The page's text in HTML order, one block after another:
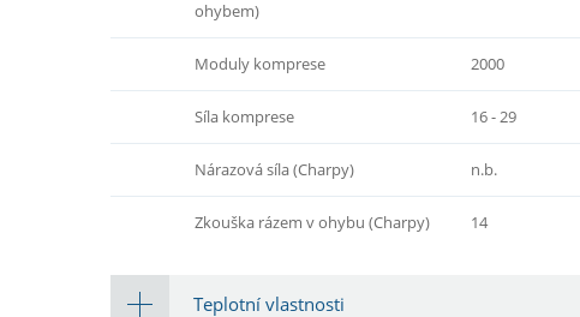
ohybem)
Moduly komprese 2000
Síla komprese 16 - 29
Nárazová síla (Charpy) n.b.
Zkouška rázem v ohybu (Charpy) 14
Teplotní vlastnosti